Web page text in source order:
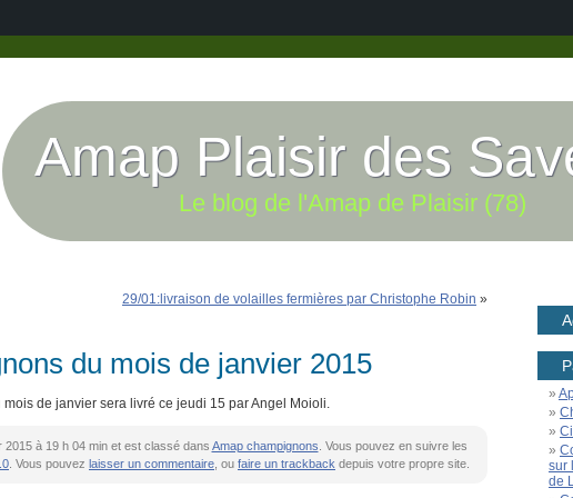
Amap Plaisir des
Le blog de l'Amap de Plaisir (78)
29/01:livraison de volailles fermières par Christophe Robin »
du mois de janvier 2015
mois de janvier sera livré ce jeudi 15 par Angel Moioli.
2015 à 19 h 04 min et est classé dans Amap champignons . Vous pouvez en suivre les
. Vous pouvez laisser un commentaire , ou faire un trackback depuis votre propre site.
sur
de